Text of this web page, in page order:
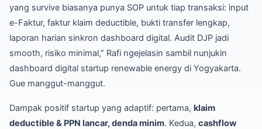
yang survive biasanya punya SOP untuk tiap transaksi: input
e-Faktur, faktur klaim deductible, bukti transfer lengkap,
laporan harian sinkron dashboard digital. Audit DJP jadi
smooth, risiko minimal,” Rafi ngejelasin sambil nunjukin
dashboard digital startup renewable energy di Yogyakarta.
Gue manggut-manggut.
Dampak positif startup yang adaptif: pertama, klaim
deductible & PPN lancar, denda minim. Kedua, cashflow